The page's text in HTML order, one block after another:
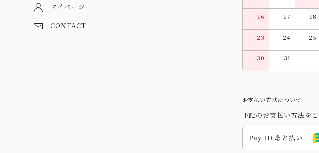
マイページ
CONTACT
16 17 18
23 24 25
30 31
お支払い方法について
下記のお支払い方法をご
Pay ID あと払い